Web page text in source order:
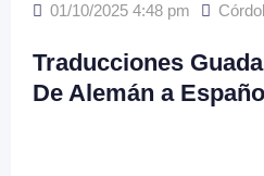
01/10/2025 4:48 pm
Traducciones
De Alemán a